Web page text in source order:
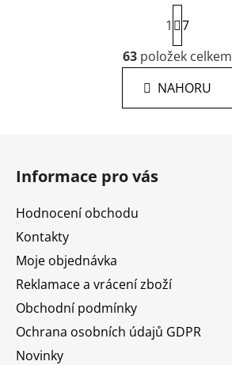
O
v
l
á
p
i
S
t
r
á
n
k
1
7
63 položek celkem
NAHORU
Informace pro vás
Hodnocení obchodu
Kontakty
Moje objednávka
Reklamace a vrácení zboží
Obchodní podmínky
Ochrana osobních údajů GDPR
Novinky